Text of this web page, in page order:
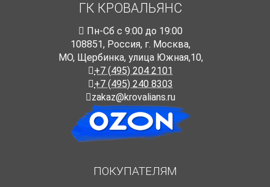
ГК КРОВАЛЬЯНС
Пн-Cб с 9:00 до 19:00
108851, Россия, г. Москва,
МО, Щербинка, улица Южная,10,
+7 (495) 204 2101
+7 (495) 240 8303
zakaz@krovalians.ru
ПОКУПАТЕЛЯМ